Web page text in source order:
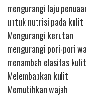
mengurangi laju
untuk nutrisi pada kulit
Mengurangi kerutan
mengurangi pori-pori
menambah elasitas kulit
Melembabkan kulit
Memutihkan wajah